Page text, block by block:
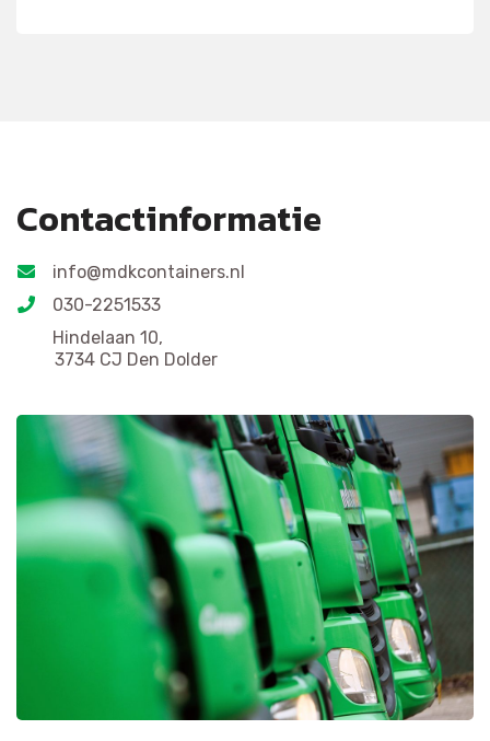
Contactinformatie
info@mdkcontainers.nl
030-2251533
Hindelaan 10,
3734 CJ Den Dolder